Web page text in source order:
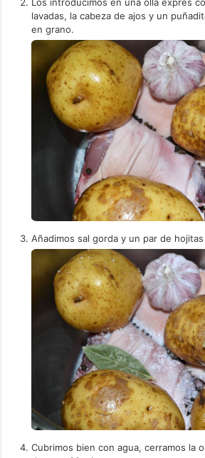
lavadas, la cabeza de ajos y un
en grano.
Añadimos sal gorda y un par de
Cubrimos bien con agua, cerramos la